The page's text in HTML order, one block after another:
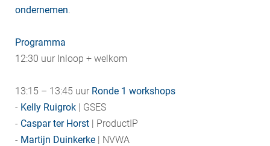
ondernemen.
Programma
12:30 uur Inloop + welkom
13:15 – 13:45 uur Ronde 1 workshops
- ​ Kelly Ruigrok | GSES
​- Caspar ter Horst | ProductIP
​- Martijn Duinkerke | NVWA